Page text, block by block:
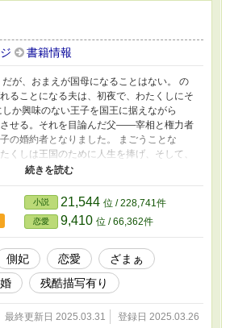
書籍情報
が、おまえが国母になることはない。 の
ることになる夫は、初夜で、わたくしにそ
か興味のない王子を国王に据えながら
させる。それを目論んだ父――宰相と権力者
の婚約者となりました。 まごうことな
くしは王国のために人生を捧げ、そして、
、わかっています。 わかっている、ので
小説 21,544 位 / 228,741件
恋愛 9,410 位 / 66,362件
側妃 恋愛
ざまぁ
残酷描写有り
最終更新日 2025.03.31 登録日 2025.03.26